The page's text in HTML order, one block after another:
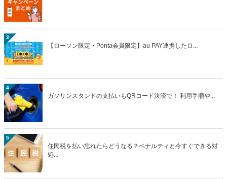
3
【ローソン限定・Ponta会員限定】au PAY連携したロ...
4
ガソリンスタンドの支払いもQRコード決済で！ 利用手順や...
5
住民税を払い忘れたらどうなる？ペナルティと今すぐできる対
処...